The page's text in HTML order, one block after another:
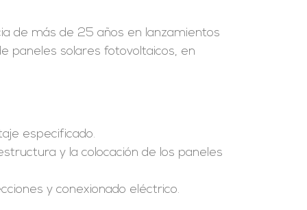
de más de 25 años en lanzamientos
paneles solares fotovoltaicos, en
especificado.
y la colocación de los paneles
y conexionado eléctrico.